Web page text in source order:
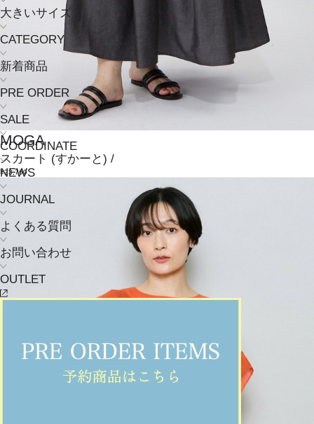
大きいサイズ
CATEGORY
新着商品
PRE ORDER
SALE
COORDINATE
NEWS
JOURNAL
よくある質問
お問い合わせ
OUTLET
MOGA
スカート (すかーと) /
¥23,760